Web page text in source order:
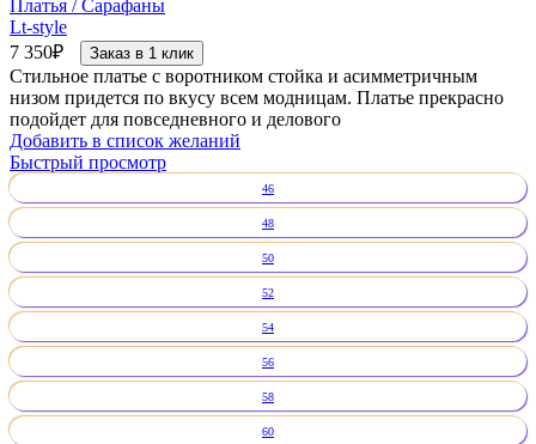
Платья / Сарафаны
Lt-style
7 350₽ Заказ в 1 клик
Стильное платье с воротником стойка и асимметричным
низом придется по вкусу всем модницам. Платье прекрасно
подойдет для повседневного и делового
Добавить в список желаний
Быстрый просмотр
46
48
50
52
54
56
58
60